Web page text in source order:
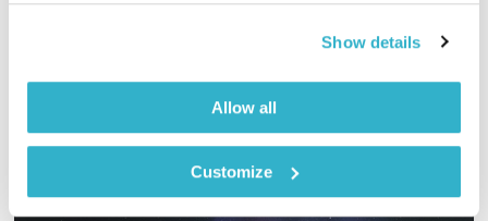
Show details
Allow all
Customize